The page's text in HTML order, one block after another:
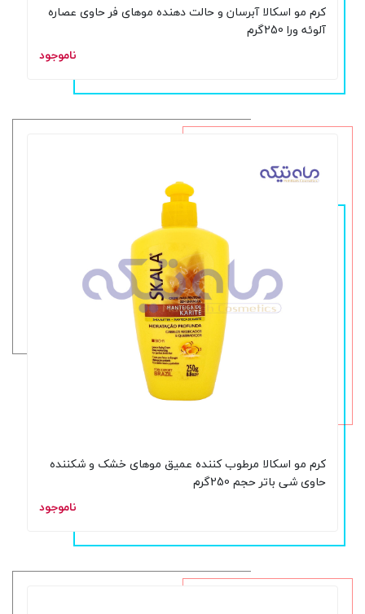
کرم مو اسکالا آبرسان و حالت دهنده موهای فر حاوی عصاره
آلوئه ورا 250گرم
ناموجود
کرم مو اسکالا مرطوب کننده عمیق موهای خشک و شکننده
حاوی شی باتر حجم 250گرم
ناموجود